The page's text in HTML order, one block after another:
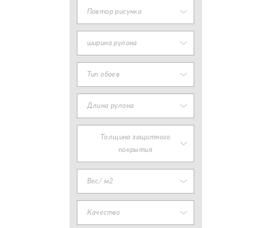
Повтор рисунка
ширина рулона
Тип обоев
Длина рулона
Толщина защитного
покрытия
Вес/ м2
Качество